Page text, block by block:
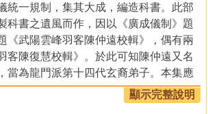
統一規制，集其大成，編造科書。此部
科書之遺風而作，因以《廣成儀制》題
《武陽雲峰羽客陳仲遠校輯》，偶有兩
客陳復慧校輯》。於此可知陳仲遠又名
當為龍門派第十四代玄裔弟子。本集應
之後留傳下來的齋醮科書，統一編輯而
雲峰羽客陳仲遠著輯》，可證其中亦有
顯示完整說明